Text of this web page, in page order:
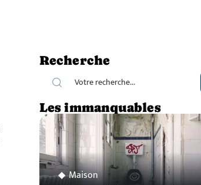
Recherche
Les immanquables
Maison